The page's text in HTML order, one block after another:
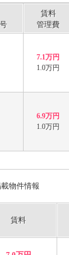
賃料
管理費
7.1万円
1.0万円
6.9万円
1.0万円
物件情報
賃料